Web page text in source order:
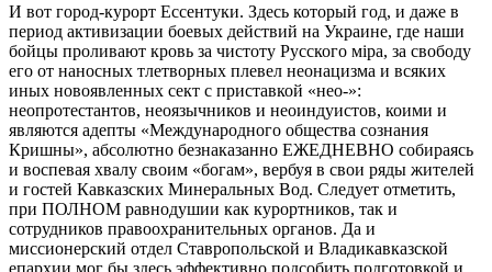
И вот город-курорт Ессентуки. Здесь который год, и даже в
период активизации боевых действий на Украине, где наши
бойцы проливают кровь за чистоту Русского мiра, за свободу
его от наносных тлетворных плевел неонацизма и всяких
иных новоявленных сект с приставкой «нео-»:
неопротестантов, неоязычников и неоиндуистов, коими и
являются адепты «Международного общества сознания
Кришны», абсолютно безнаказанно ЕЖЕДНЕВНО собираясь
и воспевая хвалу своим «богам», вербуя в свои ряды жителей
и гостей Кавказских Минеральных Вод. Следует отметить,
при ПОЛНОМ равнодушии как курортников, так и
сотрудников правоохранительных органов. Да и
миссионерский отдел Ставропольской и Владикавказской
епархии мог бы здесь эффективно подсобить подготовкой и